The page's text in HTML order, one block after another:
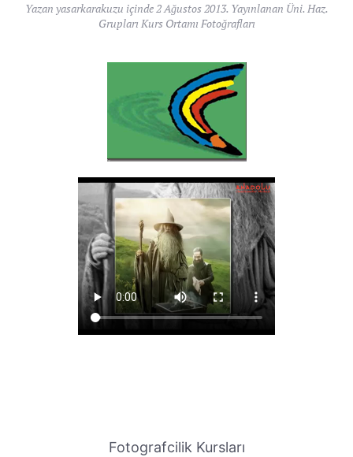
Yazan yasarkarakuzu içinde2 Ağustos 2013. Yayınlanan Üni. Haz.
Grupları Kurs Ortamı Fotoğrafları
Fotografcilik Kursları